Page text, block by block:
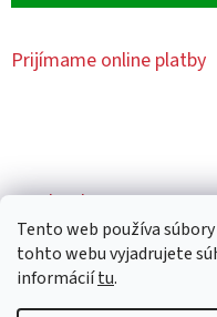
Tento web používa
tohto webu vyjadrujete
informáciítu.
Prijímame online platby
Facebook